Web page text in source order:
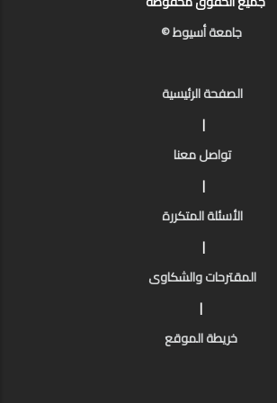
جامعة أسيوط ©
الصفحة الرئيسية
|
تواصل معنا
|
الأسئلة المتكررة
|
المقترحات والشكاوى
|
خريطة الموقع